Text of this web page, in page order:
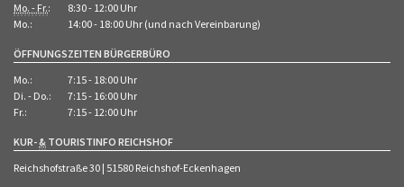
Mo. - Fr.:
8:30 - 12:00 Uhr
Mo.:
14:00 - 18:00 Uhr (und nach Vereinbarung)
ÖFFNUNGSZEITEN BÜRGERBÜRO
Mo.:
7:15 - 18:00 Uhr
Di. - Do.:
7:15 - 16:00 Uhr
Fr.:
7:15 - 12:00 Uhr
KUR-& TOURISTINFO REICHSHOF
Reichshofstraße 30 | 51580 Reichshof-Eckenhagen